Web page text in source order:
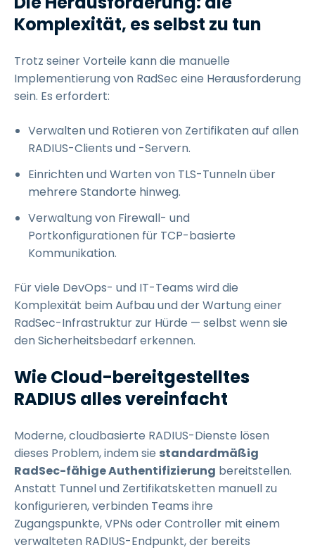
Komplexität, es selbst zu tun
Trotz seiner Vorteile kann die manuelle
Implementierung von RadSec eine Herausforderung
sein. Es erfordert:
Verwalten und Rotieren von Zertifikaten auf allen
RADIUS-Clients und -Servern.
Einrichten und Warten von TLS-Tunneln über
mehrere Standorte hinweg.
Verwaltung von Firewall- und
Portkonfigurationen für TCP-basierte
Kommunikation.
Für viele DevOps- und IT-Teams wird die
Komplexität beim Aufbau und der Wartung einer
RadSec-Infrastruktur zur Hürde — selbst wenn sie
den Sicherheitsbedarf erkennen.
Wie Cloud-bereitgestelltes
RADIUS alles vereinfacht
Moderne, cloudbasierte RADIUS-Dienste lösen
dieses Problem, indem sie standardmäßig
RadSec-fähige Authentifizierung bereitstellen.
Anstatt Tunnel und Zertifikatsketten manuell zu
konfigurieren, verbinden Teams ihre
Zugangspunkte, VPNs oder Controller mit einem
verwalteten RADIUS-Endpunkt, der bereits